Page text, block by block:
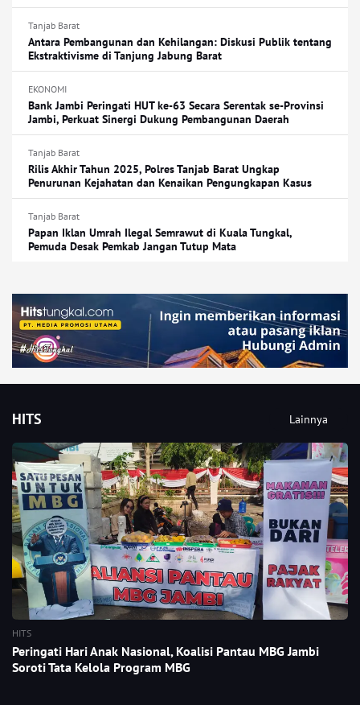
Tanjab Barat
Antara Pembangunan dan Kehilangan: Diskusi Publik tentang
Ekstraktivisme di Tanjung Jabung Barat
EKONOMI
Bank Jambi Peringati HUT ke-63 Secara Serentak se-Provinsi
Jambi, Perkuat Sinergi Dukung Pembangunan Daerah
Tanjab Barat
Rilis Akhir Tahun 2025, Polres Tanjab Barat Ungkap
Penurunan Kejahatan dan Kenaikan Pengungkapan Kasus
Tanjab Barat
Papan Iklan Umrah Ilegal Semrawut di Kuala Tungkal,
Pemuda Desak Pemkab Jangan Tutup Mata
HITS Lainnya
HITS
Peringati Hari Anak Nasional, Koalisi Pantau MBG Jambi
Soroti Tata Kelola Program MBG